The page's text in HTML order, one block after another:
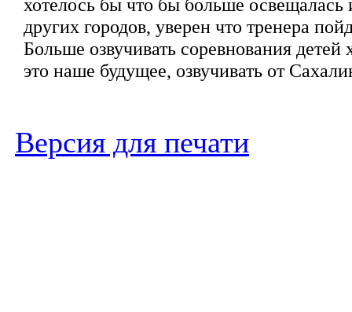
других городов, уверен что тренера
Больше озвучивать соревнования детей
это наше будущее, озвучивать от
Версия для печати